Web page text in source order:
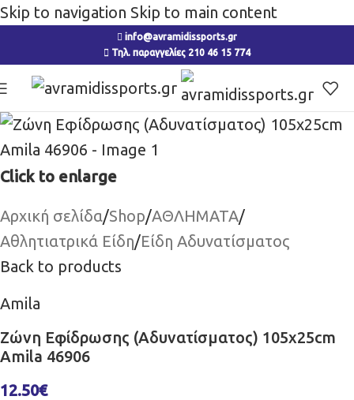
Skip to navigation Skip to main content
info@avramidissports.gr
Τηλ. παραγγελίες 210 46 15 774
Click to enlarge
Αρχική σελίδα/Shop/ΑΘΛΗΜΑΤΑ/
Αθλητιατρικά Είδη/Είδη Αδυνατίσματος
Back to products
Amila
Ζώνη Εφίδρωσης (Αδυνατίσματος) 105x25cm
Amila 46906
12.50€